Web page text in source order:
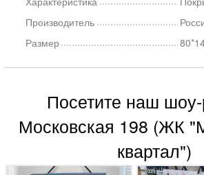
Производитель
Размер
Посетите наш
Московская 198 (ЖК
квартал")